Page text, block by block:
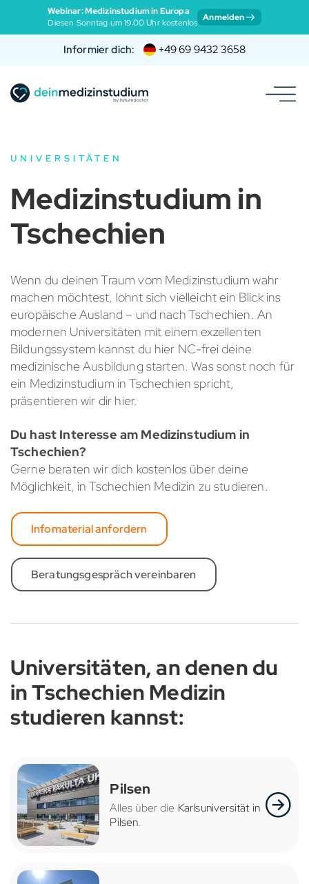
Webinar: Medizinstudium in Europa
Diesen Sonntag um 19:00 Uhr kostenlos Anmelden
Informier dich: +49 69 9432 3658
UNIVERSITÄTEN
Medizinstudium in
Tschechien
Wenn du deinen Traum vom Medizinstudium wahr
machen möchtest, lohnt sich vielleicht ein Blick ins
europäische Ausland – und nach Tschechien. An
modernen Universitäten mit einem exzellenten
Bildungssystem kannst du hier NC-frei deine
medizinische Ausbildung starten. Was sonst noch für
ein Medizinstudium in Tschechien spricht,
präsentieren wir dir hier.
Du hast Interesse am Medizinstudium in
Tschechien?
Gerne beraten wir dich kostenlos über deine
Möglichkeit, in Tschechien Medizin zu studieren.
Infomaterial anfordern
Beratungsgespräch vereinbaren
Universitäten, an denen du
in Tschechien Medizin
studieren kannst:
Pilsen
Alles über die Karlsuniversität in
Pilsen.